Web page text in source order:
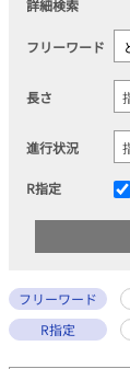
詳細検索
フリーワード
長さ
進行状況
R指定
フリーワード
R指定